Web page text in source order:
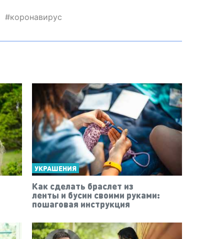
коронавирус
УКРАШЕНИЯ
Как сделать браслет из
ленты и бусин своими руками:
пошаговая инструкция